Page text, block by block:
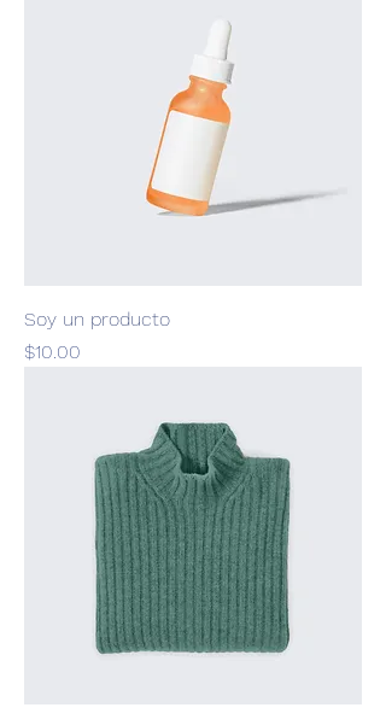
Soy un producto
Precio
$10.00